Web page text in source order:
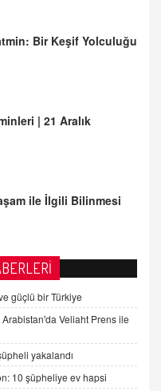
| 21 Aralık
ile İlgili Bilinmesi
ve dijital hukukun
Önlemler Alınmalı?
güçlü bir Türkiye
Veliaht Prens ile
yakalandı
10 şüpheliye ev hapsi